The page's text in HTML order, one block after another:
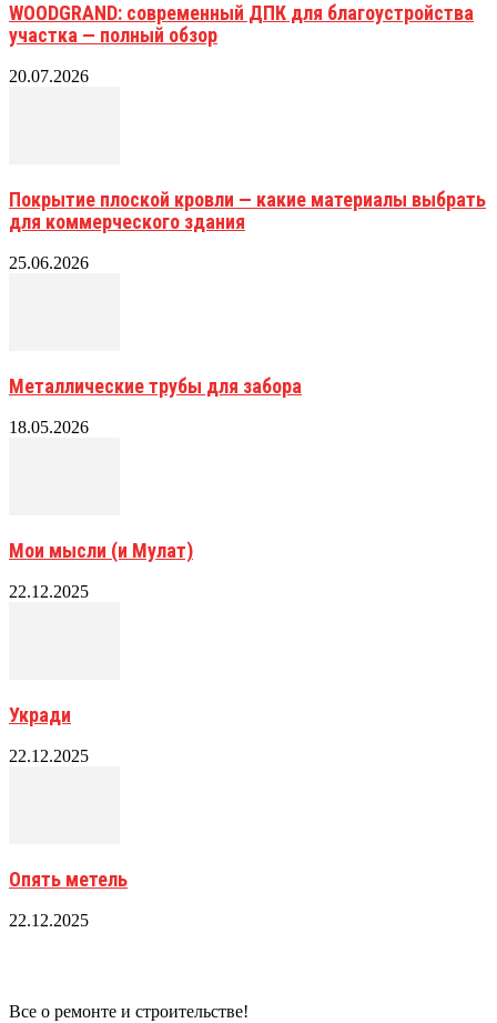
WOODGRAND: современный ДПК для благоустройства
участка — полный обзор
20.07.2026
Покрытие плоской кровли — какие материалы выбрать
для коммерческого здания
25.06.2026
Металлические трубы для забора
18.05.2026
Мои мысли (и Мулат)
22.12.2025
Укради
22.12.2025
Опять метель
22.12.2025
Все о ремонте и строительстве!